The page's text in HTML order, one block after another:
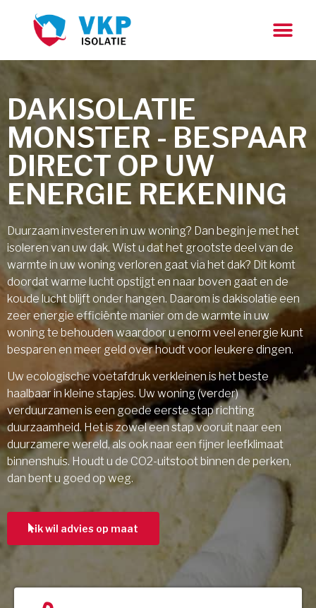
DAKISOLATIE
MONSTER - BESPAAR
DIRECT OP UW
ENERGIE REKENING
Duurzaam investeren in uw woning? Dan begin je met het
isoleren van uw dak. Wist u dat het grootste deel van de
warmte in uw woning verloren gaat via het dak? Dit komt
doordat warme lucht opstijgt en naar boven gaat en de
koude lucht blijft onder hangen. Daarom is dakisolatie een
zeer energie efficiënte manier om de warmte in uw
woning te behouden waardoor u enorm veel energie kunt
besparen en meer geld over houdt voor leukere dingen.
Uw ecologische voetafdruk verkleinen is het beste
haalbaar in kleine stapjes. Uw woning (verder)
verduurzamen is een goede eerste stap richting
duurzaamheid. Het is zowel een stap vooruit naar een
duurzamere wereld, als ook naar een fijner leefklimaat
binnenshuis. Houdt u de CO2-uitstoot binnen de perken,
dan bent u goed op weg.
ik wil advies op maat